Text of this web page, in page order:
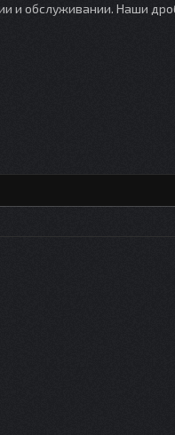
и обслуживании. Наши